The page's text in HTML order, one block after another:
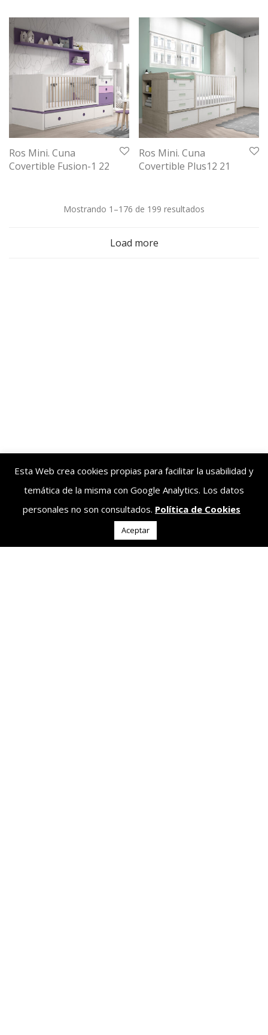
Ros Mini. Cuna
Covertible Fusion-1 22
Ros Mini. Cuna
Covertible Plus12 21
Mostrando 1–176 de 199 resultados
Load more
Esta Web crea cookies propias para facilitar la usabilidad y
temática de la misma con Google Analytics. Los datos
personales no son consultados. Política de Cookies
Aceptar